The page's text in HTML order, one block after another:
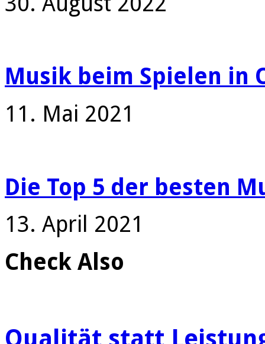
Musik beim Spielen in
11. Mai 2021
Die Top 5 der besten
13. April 2021
Check Also